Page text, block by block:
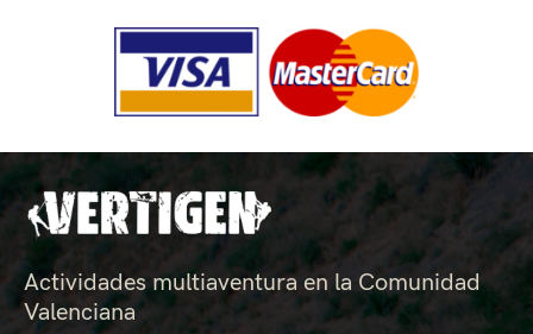
Actividades multiaventura en la Comunidad
Valenciana